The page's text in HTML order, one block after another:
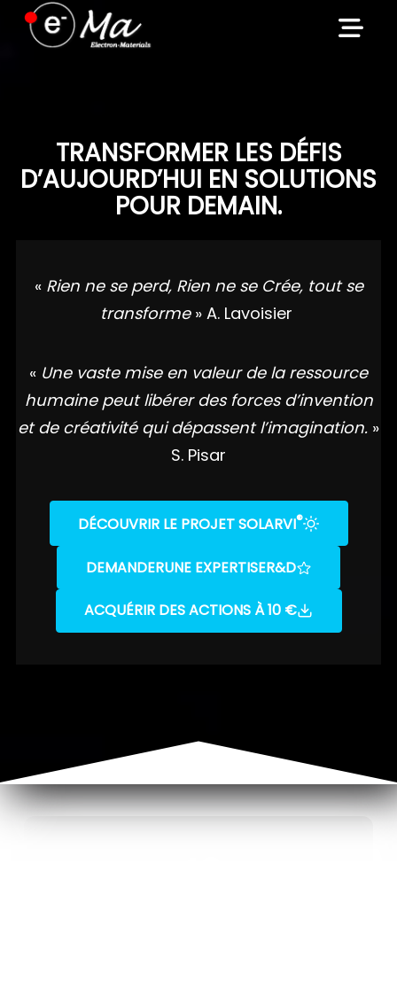
Skip
TRANSFORMER LES DÉFIS
D’AUJOURD’HUI EN SOLUTIONS
POUR DEMAIN.
« Rien ne se perd, Rien ne se Crée, tout se
transforme » A. Lavoisier
« Une vaste mise en valeur de la ressource
humaine peut libérer des forces d’invention
et de créativité qui dépassent l’imagination. »
S. Pisar
DÉCOUVRIR LE PROJET SOLARVI®
DEMANDERUNE EXPERTISER&D
ACQUÉRIR DES ACTIONS À 10 €